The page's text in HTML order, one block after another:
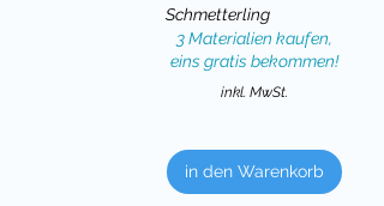
Schmetterling
3 Materialien kaufen,
eins gratis bekommen!
inkl. MwSt.
in den Warenkorb